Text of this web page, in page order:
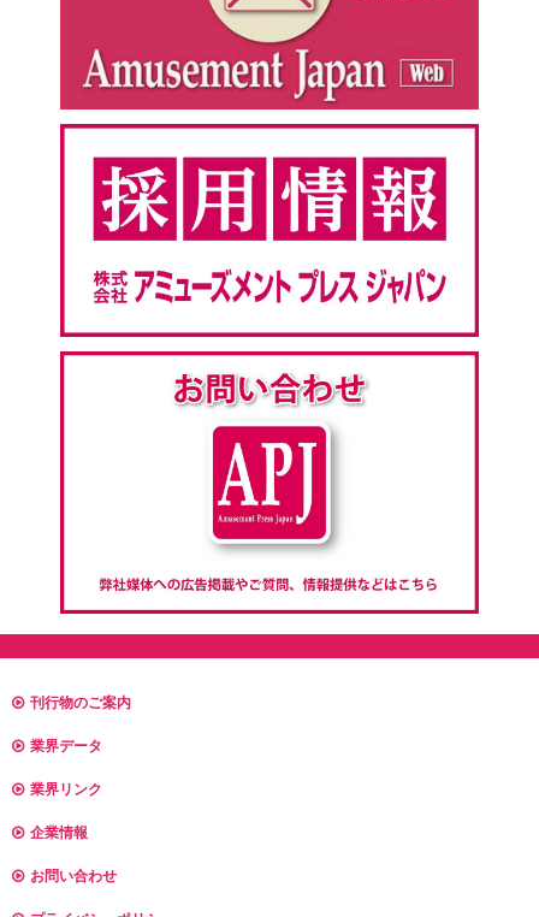
刊行物のご案内
業界データ
業界リンク
企業情報
お問い合わせ